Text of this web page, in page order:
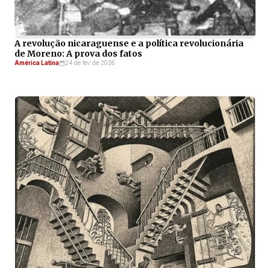
A revolução nicaraguense e a política revolucionária
de Moreno: A prova dos fatos
América Latina 24 de fev de 2026